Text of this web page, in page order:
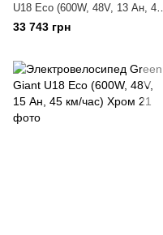
U18 Eco (600W, 48V, 13 Ан, 45
км/час) Хром
33 743 грн